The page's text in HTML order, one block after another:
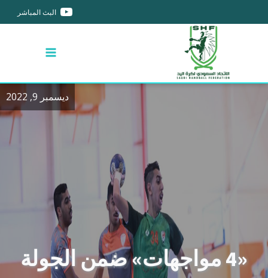
البث المباشر
ديسمبر 9, 2022
«4 مواجهات» ضمن الجولة